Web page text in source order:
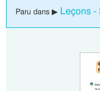
Paru dans ▶ Leçons -